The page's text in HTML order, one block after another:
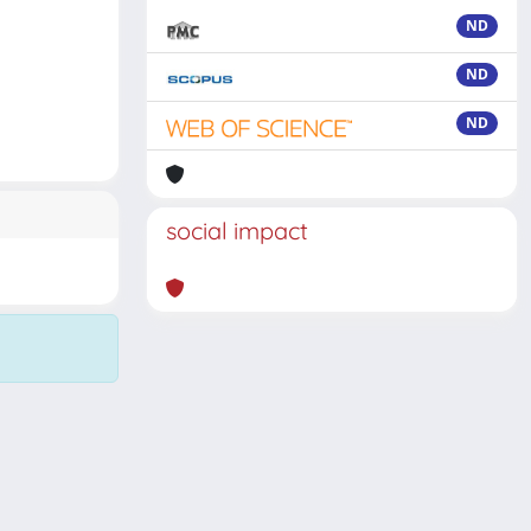
ND
ND
ND
social impact